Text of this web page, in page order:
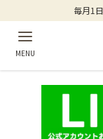
毎月1
MENU